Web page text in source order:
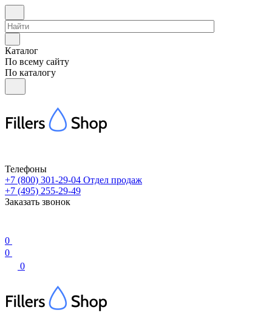
Каталог
По всему сайту
По каталогу
Телефоны
+7 (800) 301-29-04 Отдел продаж
+7 (495) 255-29-49
Заказать звонок
0
0
0